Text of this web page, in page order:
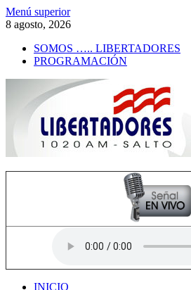
Saltar
al
Menú superior
8 agosto, 2026
SOMOS ….. LIBERTADORES
PROGRAMACIÓN
INICIO